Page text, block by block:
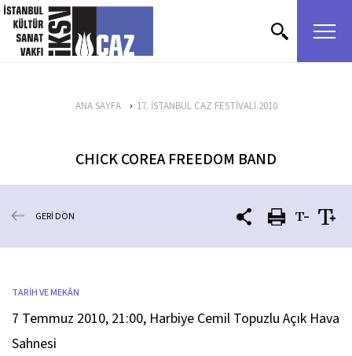
içeriği atla
ANA SAYFA 17. İSTANBUL CAZ FESTİVALİ 2010
CHICK COREA FREEDOM BAND
GERİ DÖN
TARİH VE MEKÂN
7 Temmuz 2010, 21:00, Harbiye Cemil Topuzlu Açık Hava
Sahnesi